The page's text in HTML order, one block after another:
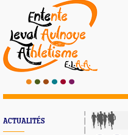
ACTUALITÉS